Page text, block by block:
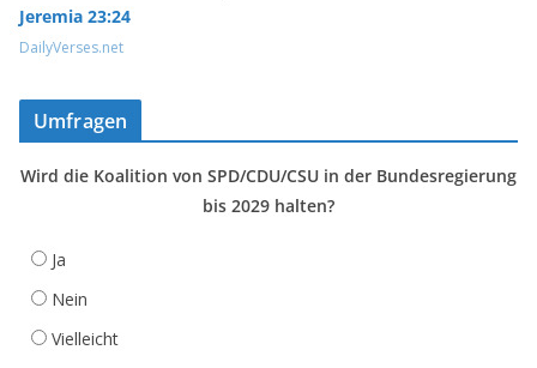
Jeremia 23:24
DailyVerses.net
Umfragen
Wird die Koalition von SPD/CDU/CSU in der Bundesregierung
bis 2029 halten?
Ja
Nein
Vielleicht